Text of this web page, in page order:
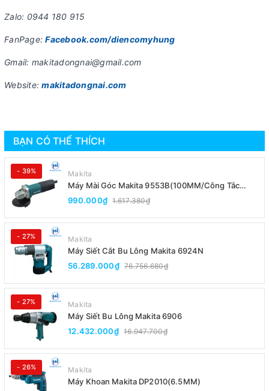
Zalo: 0944 180 915
FanPage:Facebook.com/diencomyhung
Gmail: makitadongnai@gmail.com
Website:makitadongnai.com
BẠN CÓ THỂ THÍCH
- 39% Makita
Máy Mài Góc Makita 9553B(100MM/Công Tắc
Đuôi)
990.000₫ 1.617.380₫
- 27% Makita
Máy Siết Cắt Bu Lông Makita 6924N
56.289.000₫ 76.756.680₫
- 27% Makita
Máy Siết Bu Lông Makita 6906
12.432.000₫ 16.947.700₫
- 26% Makita
Máy Khoan Makita DP2010(6.5MM)